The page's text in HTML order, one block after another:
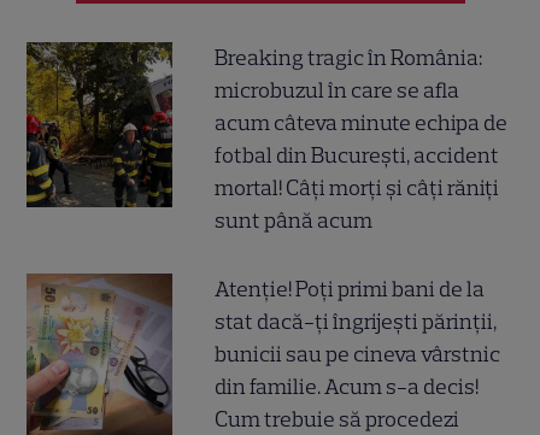
Breaking tragic în România:
microbuzul în care se afla
acum câteva minute echipa de
fotbal din București, accident
mortal! Câți morți și câți răniți
sunt până acum
Atenție! Poți primi bani de la
stat dacă-ți îngrijești părinții,
bunicii sau pe cineva vârstnic
din familie. Acum s-a decis!
Cum trebuie să procedezi